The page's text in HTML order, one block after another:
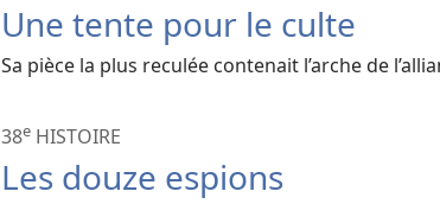
Une tente pour le culte
Sa pièce la plus reculée contenait l’arche de
38e HISTOIRE
Les douze espions